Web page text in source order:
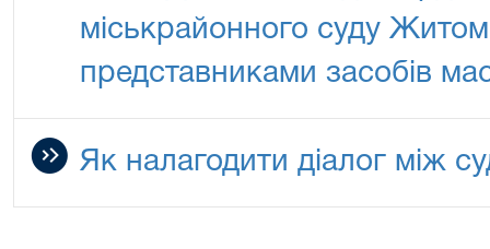
міськрайонного суду
представниками засобів
Як налагодити діалог між